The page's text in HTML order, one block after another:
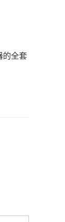
的全套